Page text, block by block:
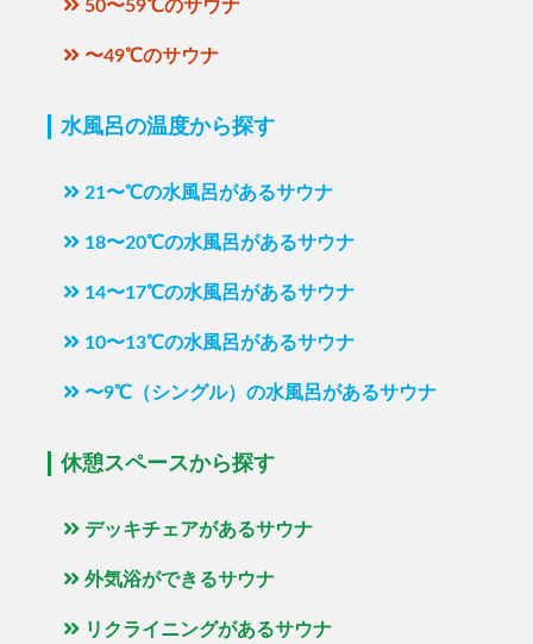
50〜59℃のサウナ
〜49℃のサウナ
水風呂の温度から探す
21〜℃の水風呂があるサウナ
18〜20℃の水風呂があるサウナ
14〜17℃の水風呂があるサウナ
10〜13℃の水風呂があるサウナ
〜9℃（シングル）の水風呂があるサウナ
休憩スペースから探す
デッキチェアがあるサウナ
外気浴ができるサウナ
リクライニングがあるサウナ